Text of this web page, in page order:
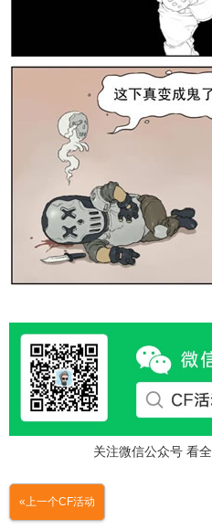
关注微信公众号 看
«上一个CF活动